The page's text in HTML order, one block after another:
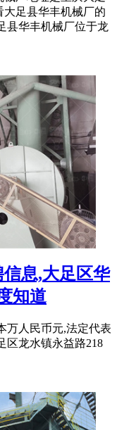
足县华丰机械厂的
县华丰机械厂位于龙
息,大足区华
知道
万人民币元,法定代表
区龙水镇永益路218